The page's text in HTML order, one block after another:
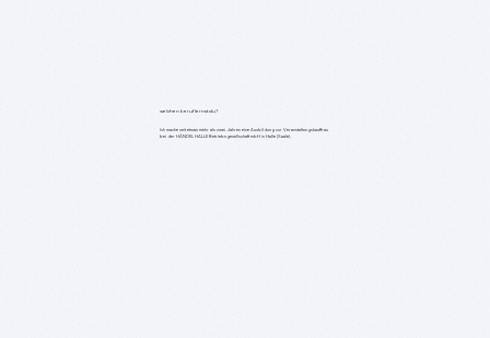
welchen beruf lernst du?
Ich mache seit etwas mehr als zwei Jahren eine Ausbildung zur Veranstaltungskauffrau
bei der HÄNDEL HALLE Betriebsgesellschaft mbH in Halle (Saale).